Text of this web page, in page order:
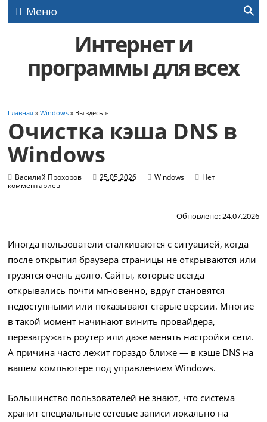
Меню
Интернет и
программы для всех
Главная »Windows » Вы здесь »
Очистка кэша DNS в
Windows
Василий Прохоров 25.05.2026 Windows
Нет
комментариев
Обновлено: 24.07.2026
Иногда пользователи сталкиваются с ситуацией, когда
после открытия браузера страницы не открываются или
грузятся очень долго. Сайты, которые всегда
открывались почти мгновенно, вдруг становятся
недоступными или показывают старые версии. Многие
в такой момент начинают винить провайдера,
перезагружать роутер или даже менять настройки сети.
А причина часто лежит гораздо ближе — в кэше DNS на
вашем компьютере под управлением Windows.
Большинство пользователей не знают, что система
хранит специальные сетевые записи локально на